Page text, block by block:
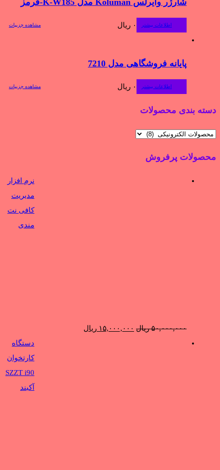
اطلاعات بیشتر مشاهده جزییات ۰ ریال
پایانه فروشگاهی مدل 7210
اطلاعات بیشتر مشاهده جزییات ۰ ریال
دسته بندی محصولات
محصولات پرفروش
نرم افزار
مدیریت
کافی نت
مندی
۵۰,۰۰۰,۰۰۰ ریال قیمت
۱۵,۰۰۰,۰۰۰ ریال
دستگاه
کارتخوان
SZZT i90
آکبند